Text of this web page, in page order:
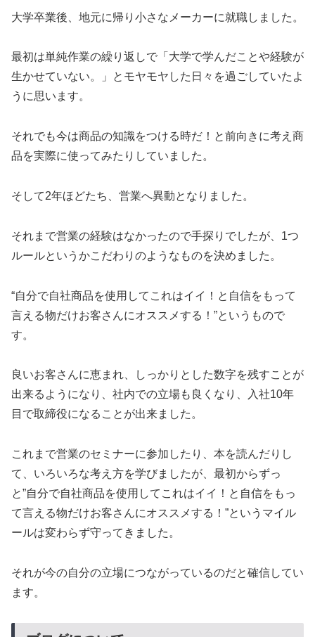
大学卒業後、地元に帰り小さなメーカーに就職しました。
最初は単純作業の繰り返しで「大学で学んだことや経験が
生かせていない。」とモヤモヤした日々を過ごしていたよ
うに思います。
それでも今は商品の知識をつける時だ！と前向きに考え商
品を実際に使ってみたりしていました。
そして2年ほどたち、営業へ異動となりました。
それまで営業の経験はなかったので手探りでしたが、1つ
ルールというかこだわりのようなものを決めました。
“自分で自社商品を使用してこれはイイ！と自信をもって
言える物だけお客さんにオススメする！”というもので
す。
良いお客さんに恵まれ、しっかりとした数字を残すことが
出来るようになり、社内での立場も良くなり、入社10年
目で取締役になることが出来ました。
これまで営業のセミナーに参加したり、本を読んだりし
て、いろいろな考え方を学びましたが、最初からずっ
と”自分で自社商品を使用してこれはイイ！と自信をもっ
て言える物だけお客さんにオススメする！”というマイル
ールは変わらず守ってきました。
それが今の自分の立場につながっているのだと確信してい
ます。